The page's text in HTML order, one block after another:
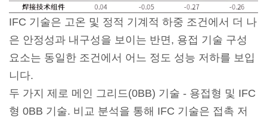
IFC 기술은 고온 및 정적 기계적 하중 조건에서 더 나
은 안정성과 내구성을 보이는 반면, 용접 기술 구성
요소는 동일한 조건에서 어느 정도 성능 저하를 보입
니다.
두 가지 제로 메인 그리드(0BB) 기술 - 용접형 및 IFC
형 0BB 기술. 비교 분석을 통해 IFC 기술은 접촉 저